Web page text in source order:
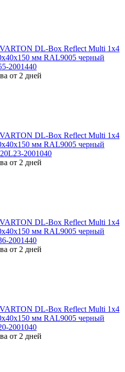
DL-Box Reflect Multi 1x4
мм RAL9005 черный
2001440
от 2 дней
DL-Box Reflect Multi 1x4
мм RAL9005 черный
2001040
от 2 дней
DL-Box Reflect Multi 1x4
мм RAL9005 черный
2001440
от 2 дней
DL-Box Reflect Multi 1x4
мм RAL9005 черный
2001040
от 2 дней